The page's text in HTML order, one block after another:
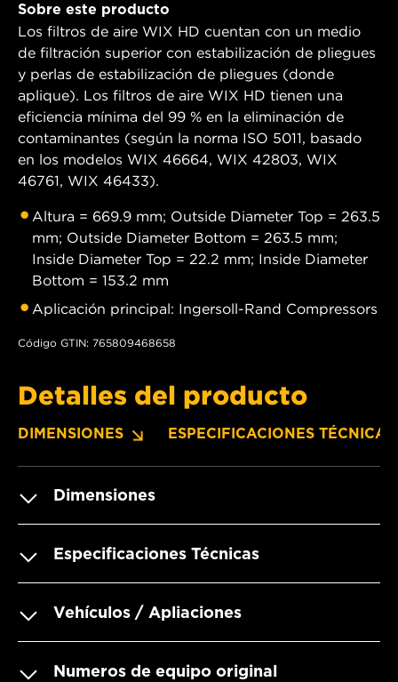
Sobre este producto
Los filtros de aire WIX HD cuentan con un medio
de filtración superior con estabilización de pliegues
y perlas de estabilización de pliegues (donde
aplique). Los filtros de aire WIX HD tienen una
eficiencia mínima del 99 % en la eliminación de
contaminantes (según la norma ISO 5011, basado
en los modelos WIX 46664, WIX 42803, WIX
46761, WIX 46433).
Altura = 669.9 mm; Outside Diameter Top = 263.5
mm; Outside Diameter Bottom = 263.5 mm;
Inside Diameter Top = 22.2 mm; Inside Diameter
Bottom = 153.2 mm
Aplicación principal: Ingersoll-Rand Compressors
Código GTIN: 765809468658
Detalles del producto
DIMENSIONES ESPECIFICACIONES TÉCNICAS
Dimensiones
Especificaciones Técnicas
Vehículos / Apliaciones
Numeros de equipo original